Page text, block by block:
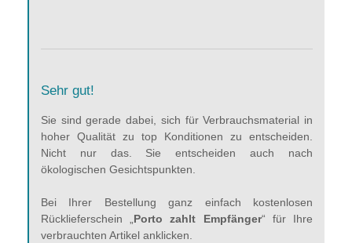
Sehr gut!
Sie sind gerade dabei, sich für Verbrauchsmaterial in
hoher Qualität zu top Konditionen zu entscheiden.
Nicht nur das. Sie entscheiden auch nach
ökologischen Gesichtspunkten.
Bei Ihrer Bestellung ganz einfach kostenlosen
Rücklieferschein „ Porto zahlt Empfänger“ für Ihre
verbrauchten Artikel anklicken.